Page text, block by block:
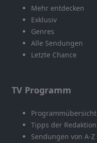
Mehr entdecken
Exklusiv
Genres
Alle Sendungen
Letzte Chance
TV Programm
Programmübersicht
Tipps der Redaktion
Sendungen von A-Z